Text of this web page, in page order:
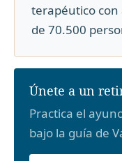
terapéutico con
de 70.500
Únete a un
Practica el
bajo la guía de